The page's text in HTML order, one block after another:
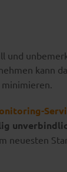
und
kann
minimieren.
neuesten